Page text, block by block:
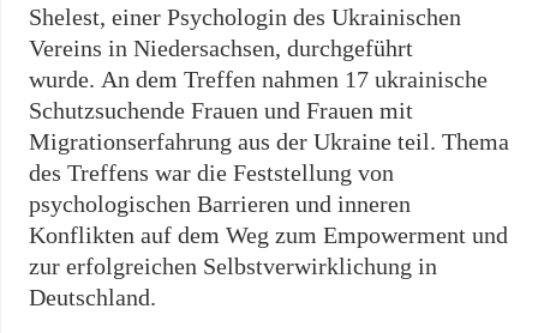
Shelest, einer Psychologin des Ukrainischen
Vereins in Niedersachsen, durchgeführt
wurde. An dem Treffen nahmen 17 ukrainische
Schutzsuchende Frauen und Frauen mit
Migrationserfahrung aus der Ukraine teil. Thema
des Treffens war die Feststellung von
psychologischen Barrieren und inneren
Konflikten auf dem Weg zum Empowerment und
zur erfolgreichen Selbstverwirklichung in
Deutschland.